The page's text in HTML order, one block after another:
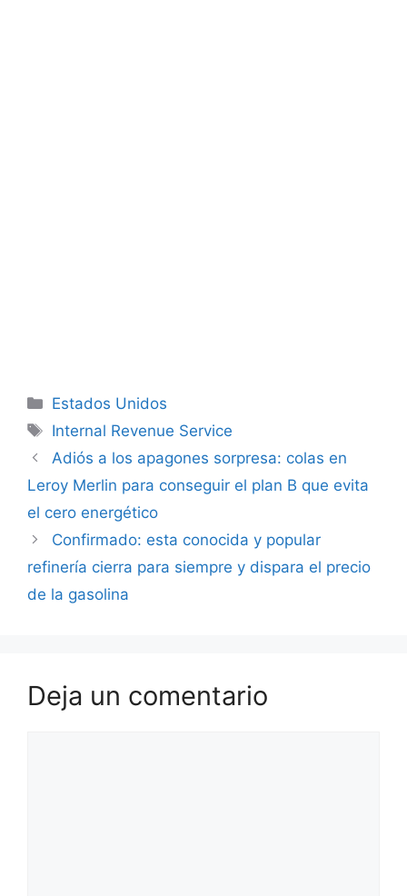
Categorías
Estados Unidos
Etiquetas
Internal Revenue Service
Adiós a los apagones sorpresa: colas en
Leroy Merlin para conseguir el plan B que evita
el cero energético
Confirmado: esta conocida y popular
refinería cierra para siempre y dispara el precio
de la gasolina
Deja un comentario